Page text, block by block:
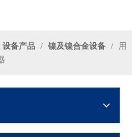
设备产品 / 镍及镍合金设备 /
用